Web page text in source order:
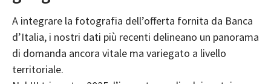
A integrare la fotografia dell’offerta fornita da Banca
d’Italia, i nostri dati più recenti delineano un panorama
di domanda ancora vitale ma variegato a livello
territoriale.